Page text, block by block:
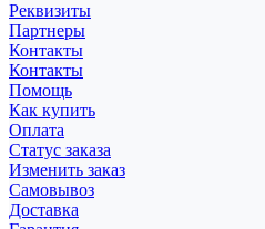
Реквизиты
Партнеры
Контакты
Контакты
Помощь
Как купить
Оплата
Статус заказа
Изменить заказ
Самовывоз
Доставка